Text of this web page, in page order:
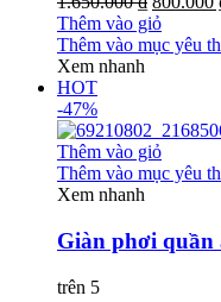
Thêm vào giỏ
Thêm vào mục yêu
Xem nhanh
HOT
-47%
Thêm vào giỏ
Thêm vào mục yêu
Xem nhanh
Giàn phơi quần
trên 5